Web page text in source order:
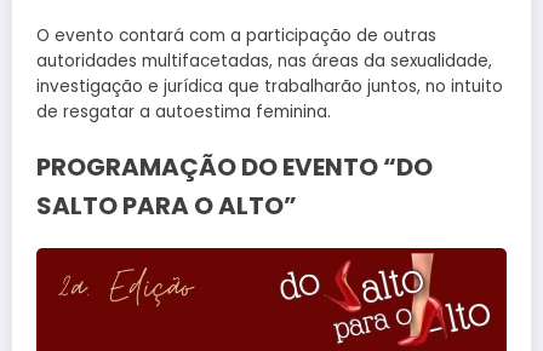
O evento contará com a participação de outras
autoridades multifacetadas, nas áreas da sexualidade,
investigação e jurídica que trabalharão juntos, no intuito
de resgatar a autoestima feminina.
PROGRAMAÇÃO DO EVENTO “DO
SALTO PARA O ALTO”